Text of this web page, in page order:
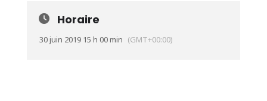
Horaire
30 juin 2019 15 h 00 min (GMT+00:00)